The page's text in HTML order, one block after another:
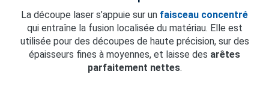
La découpe laser s’appuie sur un faisceau concentré
qui entraîne la fusion localisée du matériau. Elle est
utilisée pour des découpes de haute précision, sur des
épaisseurs fines à moyennes, et laisse des arêtes
parfaitement nettes.